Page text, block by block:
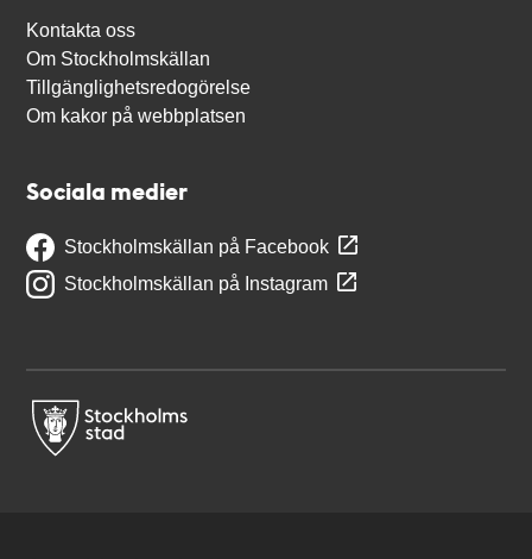
Kontakta oss
Om Stockholmskällan
Tillgänglighetsredogörelse
Om kakor på webbplatsen
Sociala medier
Stockholmskällan på Facebook
Stockholmskällan på Instagram